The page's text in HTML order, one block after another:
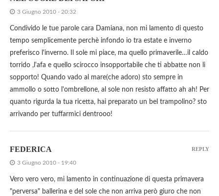
3 Giugno 2010 - 20:32
Condivido le tue parole cara Damiana, non mi lamento di questo
tempo semplicemente perchè infondo io tra estate e inverno
preferisco l'inverno. Il sole mi piace, ma quello primaverile…il caldo
torrido ,l'afa e quello scirocco insopportabile che ti abbatte non li
sopporto! Quando vado al mare(che adoro) sto sempre in
ammollo o sotto l'ombrellone, al sole non resisto affatto ah ah! Per
quanto rigurda la tua ricetta, hai preparato un bel trampolino? sto
arrivando per tuffarmici dentrooo!
FEDERICA
3 Giugno 2010 - 19:40
Vero vero vero, mi lamento in continuazione di questa primavera
"perversa" ballerina e del sole che non arriva però giuro che non
REPLY